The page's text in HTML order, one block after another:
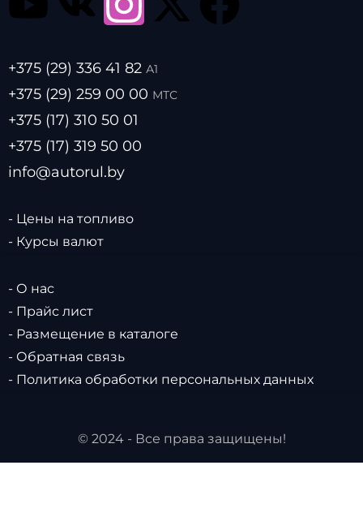
+375 (29) 336 41 82 А1
+375 (29) 259 00 00 МТС
+375 (17) 310 50 01
+375 (17) 319 50 00
info@autorul.by
- Цены на топливо
- Курсы валют
- О нас
- Прайс лист
- Размещение в каталоге
- Обратная связь
- Политика обработки персональных данных
© 2024 - Все права защищены!